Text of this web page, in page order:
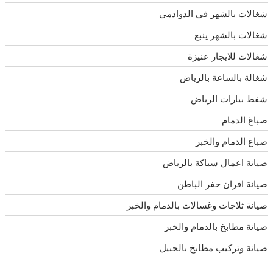
شغالات بالشهر في الدوادمي
شغالات بالشهر ينبع
شغالات للايجار عنيزة
شغالة بالساعة بالرياض
شفط بيارات الرياض
صباغ الدمام
صباغ الدمام والخبر
صيانة اعمال سباكة بالرياض
صيانة افران حفر الباطن
صيانة ثلاجات وغسالات بالدمام والخبر
صيانة مطابخ بالدمام والخبر
صيانة وتركيب مطابخ بالجبيل